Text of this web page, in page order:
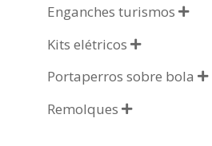
Enganches turismos 
Kits elétricos 
Portaperros sobre bola 
Remolques 